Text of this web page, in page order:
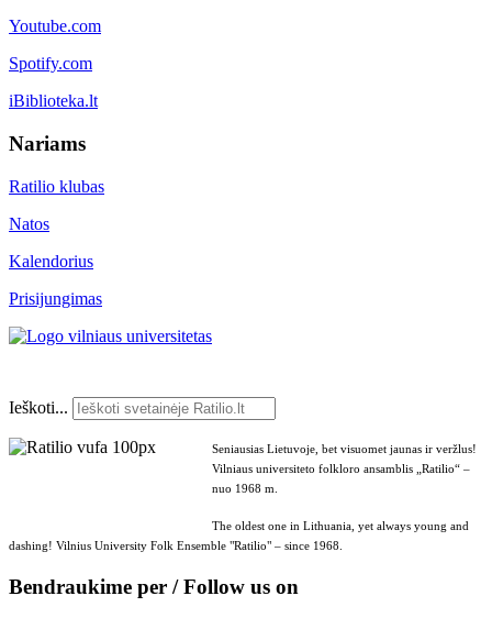
Youtube.com
Spotify.com
iBiblioteka.lt
Nariams
Ratilio klubas
Natos
Kalendorius
Prisijungimas
Ieškoti...
Seniausias Lietuvoje, bet visuomet jaunas ir veržlus!
Vilniaus universiteto folkloro ansamblis „Ratilio“ –
nuo 1968 m.
The oldest one in Lithuania, yet always young and
dashing! Vilnius University Folk Ensemble "Ratilio" – since 1968.
Bendraukime per / Follow us on